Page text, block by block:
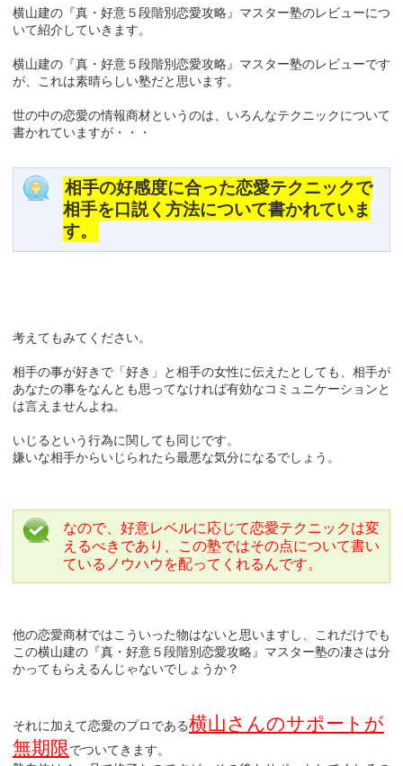
横山建の『真・好意５段階別恋愛攻略』マスター塾のレビューにつ
いて紹介していきます。
横山建の『真・好意５段階別恋愛攻略』マスター塾のレビューです
が、これは素晴らしい塾だと思います。
世の中の恋愛の情報商材というのは、いろんなテクニックについて
書かれていますが・・・
相手の好感度に合った恋愛テクニックで
相手を口説く方法について書かれていま
す。
考えてもみてください。
相手の事が好きで「好き」と相手の女性に伝えたとしても、相手が
あなたの事をなんとも思ってなければ有効なコミュニケーションと
は言えませんよね。
いじるという行為に関しても同じです。
嫌いな相手からいじられたら最悪な気分になるでしょう。
なので、好意レベルに応じて恋愛テクニックは変
えるべきであり、この塾ではその点について書い
ているノウハウを配ってくれるんです。
他の恋愛商材ではこういった物はないと思いますし、これだけでも
この横山建の『真・好意５段階別恋愛攻略』マスター塾の凄さは分
かってもらえるんじゃないでしょうか？
それに加えて恋愛のプロである横山さんのサポートが
無期限でついてきます。